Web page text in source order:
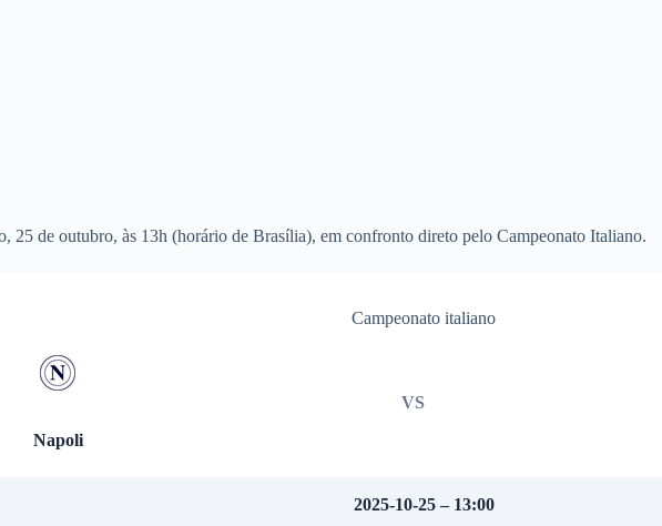
25 de outubro, às 13h (horário de Brasília), em confronto direto pelo Campeonato Italiano.
Campeonato italiano
Napoli
VS
2025-10-25 – 13:00